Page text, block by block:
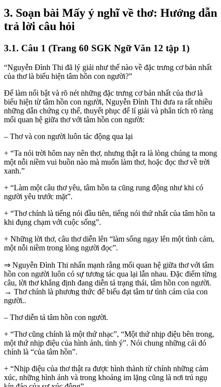
3. Soạn bài Mấy ý nghĩ về thơ: Hướng dẫn
trả lời câu hỏi
3.1. Câu 1 (Trang 60 SGK Ngữ Văn 12 tập 1)
“Nguyễn Đình Thi đã lý giải như thế nào về đặc trưng cơ bản nhất
của thơ là biểu hiện tâm hồn con người?”
Để làm nổi bật và rõ nét những đặc trưng cơ bản nhất của thơ là
biểu hiện từ tâm hồn con người, Nguyễn Đình Thi đưa ra rất nhiều
những dẫn chứng cụ thể, thuyết phục để lí giải và phân tích rõ ràng
mối quan hệ giữa thơ với tâm hồn con người:
– Thơ và con người luôn tác động qua lại
+ “Ta nói trời hôm nay nên thơ, nhưng thật ra là lòng chúng ta mong
một nỗi niềm vui buồn nào mà muốn làm thơ, hoặc đọc thơ về trời
xanh.”
+ “Làm một câu thơ yêu, tâm hồn ta cũng rung động như khi có
người yêu trước mặt”.
+ “Thơ chính là tiếng nói đầu tiên, tiếng nói thứ nhất của tâm hồn ta
khi đụng chạm với cuộc sống”.
+ Những lời thơ, câu thơ diễn lên “làm sống ngay lên một tình cảm,
một nỗi niềm trong lòng người đọc”.
⇒ Nguyễn Đình Thi nhấn mạnh rằng mối quan hệ giữa thơ với tâm
hồn con người luôn có sự tương tác qua lại lẫn nhau. Đặc điểm từng
câu, lời thơ khẳng định đang diễn tả trạng thái, tâm hồn con người.
→ Thơ chính là phương thức để biểu đạt tâm tư tình cảm của con
người..
– Thơ diễn tả tâm hồn con người.
+ “Thơ cũng chính là một thứ nhạc”, “Một thứ nhịp điệu bên trong,
một thứ nhịp điệu của hình ảnh, tình ý”. Nói chung những cái đó
chính là “của tâm hồn”.
+ “Nhịp điệu của thơ thật ra được hình thành từ chính những cảm
xúc, những hình ảnh và trong khoảng im lặng cũng là nơi trú ngụ